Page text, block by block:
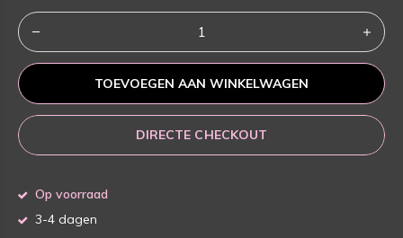
TOEVOEGEN AAN WINKELWAGEN
DIRECTE CHECKOUT
Op voorraad
3-4 dagen